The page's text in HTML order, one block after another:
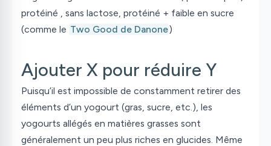
protéiné , sans lactose, protéiné + faible en sucre
(comme le Two Good de Danone)
Ajouter X pour réduire Y
Puisqu’il est impossible de constamment retirer des
éléments d’un yogourt (gras, sucre, etc.), les
yogourts allégés en matières grasses sont
généralement un peu plus riches en glucides. Même